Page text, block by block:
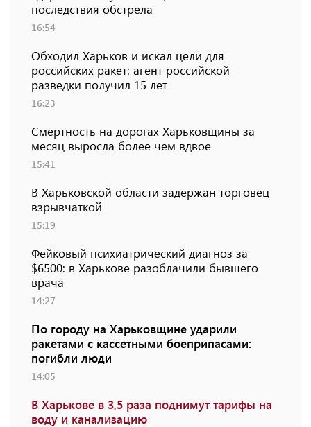
последствия обстрела
16:54
Обходил Харьков и искал цели для
российских ракет: агент российской
разведки получил 15 лет
16:23
Смертность на дорогах Харьковщины за
месяц выросла более чем вдвое
15:41
В Харьковской области задержан торговец
взрывчаткой
15:19
Фейковый психиатрический диагноз за
$6500: в Харькове разоблачили бывшего
врача
14:27
По городу на Харьковщине ударили
ракетами с кассетными боеприпасами:
погибли люди
14:05
В Харькове в 3,5 раза поднимут тарифы на
воду и канализацию